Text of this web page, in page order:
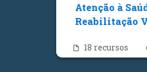
Atenção à
Reabilitação
18 recursos